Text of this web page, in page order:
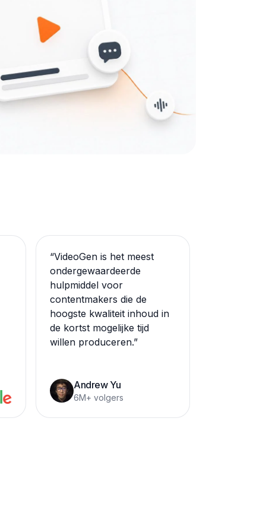
“VideoGen is het meest
ondergewaardeerde
hulpmiddel voor
contentmakers die de
hoogste kwaliteit inhoud in
de kortst mogelijke tijd
willen produceren.”
Andrew Yu
6M+ volgers